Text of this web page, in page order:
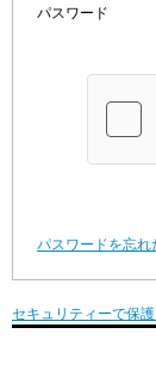
パスワード
パスワードを忘れ
セキュリティーで保